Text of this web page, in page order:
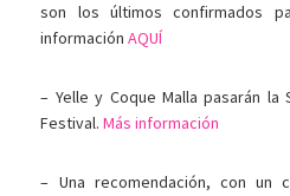
son los últimos confirmados
informaciónAQUÍ
– Yelle y Coque Malla pasarán la
Festival.Más información
– Una recomendación, con un